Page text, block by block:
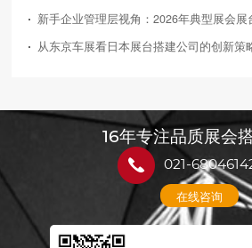
新手企业管理层视角：2026年典型展会
从东京车展看日本展台搭建公司的创新策
16年专注品质展会
021-
在线咨询